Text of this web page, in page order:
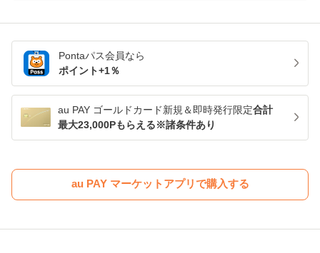
Pontaパス会員なら
ポイント+1％
au PAY ゴールドカード新規＆即時発行限定合計
最大23,000Pもらえる※諸条件あり
au PAY マーケットアプリで購入する